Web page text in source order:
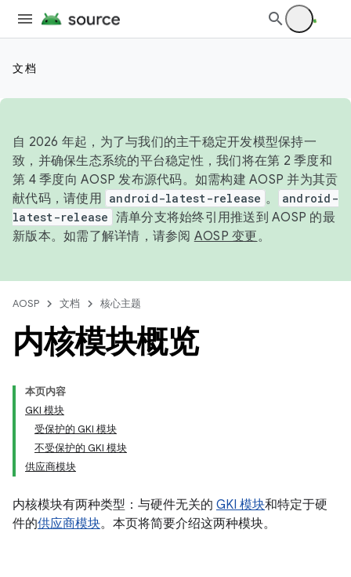
文档
自 2026 年起，为了与我们的主干稳定开发模型保持一
致，并确保生态系统的平台稳定性，我们将在第 2 季度和
第 4 季度向 AOSP 发布源代码。如需构建 AOSP 并为其贡
献代码，请使用 android-latest-release 。
android-
latest-release 清单分支将始终引用推送到 AOSP 的最
新版本。如需了解详情，请参阅 AOSP 变更。
AOSP 文档 核心主题
内核模块概览
本页内容
GKI 模块
受保护的 GKI 模块
不受保护的 GKI 模块
供应商模块
内核模块有两种类型：与硬件无关的 GKI 模块和特定于硬
件的供应商模块。本页将简要介绍这两种模块。